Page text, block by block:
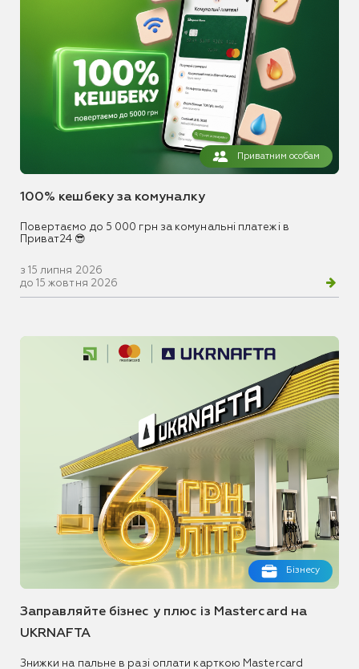
Приватним особам
100% кешбеку за комуналку
Повертаємо до 5 000 грн за комунальні платежі в
Приват24 😎
з 15 липня 2026
до 15 жовтня 2026
Бізнесу
Заправляйте бізнес у плюс із Mastercard на
UKRNAFTA
Знижки на пальне в разі оплати карткою Mastercard